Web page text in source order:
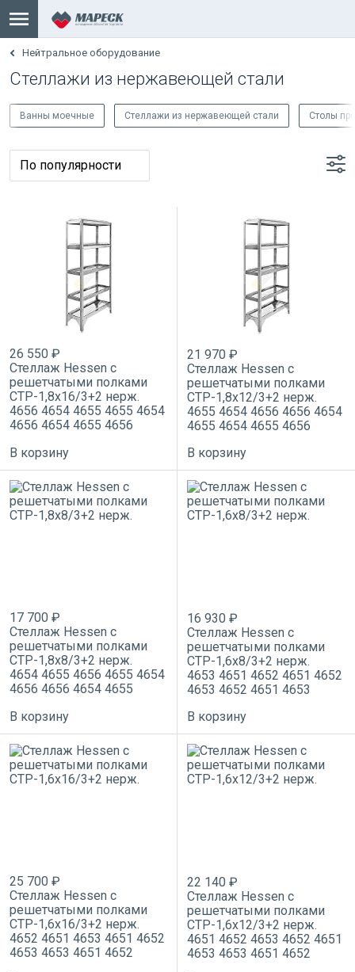
Нейтральное оборудование
Стеллажи из нержавеющей стали
Ванны моечные Стеллажи из нержавеющей стали Столы
26 550 ₽
Стеллаж Hessen с
решетчатыми полками
СТР-1,8х16/3+2 нерж.
4656 4654 4655 4655 4654
4656 4654 4655 4656
В корзину
21 970 ₽
Стеллаж Hessen с
решетчатыми полками
СТР-1,8х12/3+2 нерж.
4655 4654 4656 4656 4654
4655 4654 4655 4656
В корзину
17 700 ₽
Стеллаж Hessen с
решетчатыми полками
СТР-1,8х8/3+2 нерж.
4654 4655 4656 4655 4654
4656 4656 4654 4655
В корзину
16 930 ₽
Стеллаж Hessen с
решетчатыми полками
СТР-1,6х8/3+2 нерж.
4653 4651 4652 4651 4652
4653 4652 4651 4653
В корзину
25 700 ₽
Стеллаж Hessen с
решетчатыми полками
СТР-1,6х16/3+2 нерж.
4652 4651 4653 4651 4652
4653 4653 4651 4652
22 140 ₽
Стеллаж Hessen с
решетчатыми полками
СТР-1,6х12/3+2 нерж.
4651 4652 4653 4652 4651
4653 4653 4651 4652